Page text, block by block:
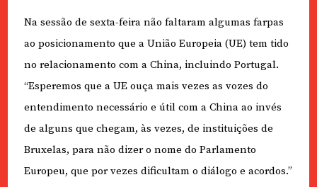
Na sessão de sexta-feira não faltaram algumas farpas
ao posicionamento que a União Europeia (UE) tem tido
no relacionamento com a China, incluindo Portugal.
“Esperemos que a UE ouça mais vezes as vozes do
entendimento necessário e útil com a China ao invés
de alguns que chegam, às vezes, de instituições de
Bruxelas, para não dizer o nome do Parlamento
Europeu, que por vezes dificultam o diálogo e acordos.”